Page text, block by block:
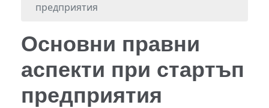
предприятия
Основни правни
аспекти при стартъп
предприятия